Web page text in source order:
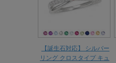
【誕生石対応】 シルバー
リング クロスタイプ キュ